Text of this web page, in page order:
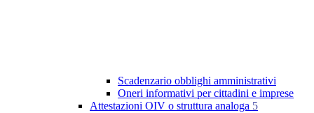
Scadenzario obblighi amministrativi
Oneri informativi per cittadini e imprese
Attestazioni OIV o struttura analoga 5